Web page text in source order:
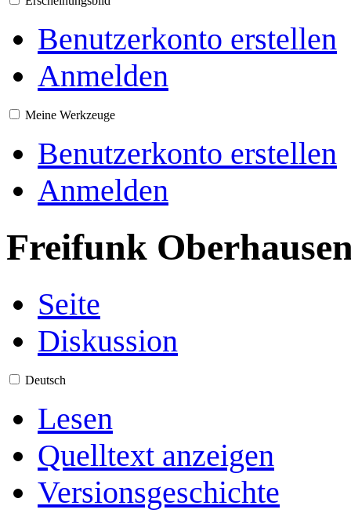
Benutzerkonto erstellen
Anmelden
Meine Werkzeuge
Benutzerkonto erstellen
Anmelden
Freifunk
Seite
Diskussion
Deutsch
Lesen
Quelltext anzeigen
Versionsgeschichte